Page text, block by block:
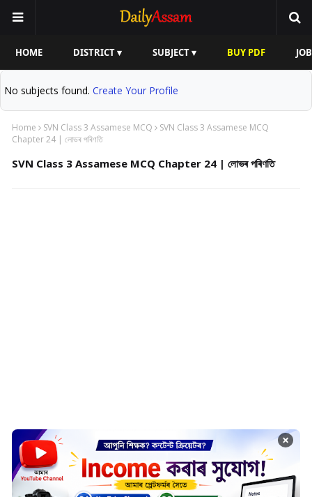
HOME DISTRICT ▾ SUBJECT ▾ BUY PDF
No subjects found. Create Your Profile
Home SVN Class 3 Assamese MCQ
SVN Class 3 Assamese MCQ
Chapter 24 | লোভৰ পৰিণতি
SVN Class 3 Assamese MCQ Chapter 24 | লোভৰ পৰিণতি
×